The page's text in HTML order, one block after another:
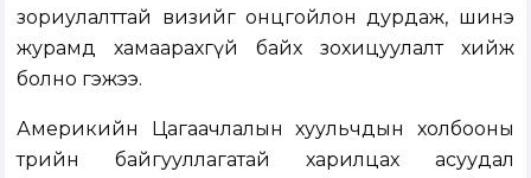
зориулалттай визийг онцгойлон дурдаж, шинэ
журамд хамаарахгүй байх зохицуулалт хийж
болно гэжээ.
Америкийн Цагаачлалын хуульчдын холбооны
төрийн байгууллагатай харилцах асуудал